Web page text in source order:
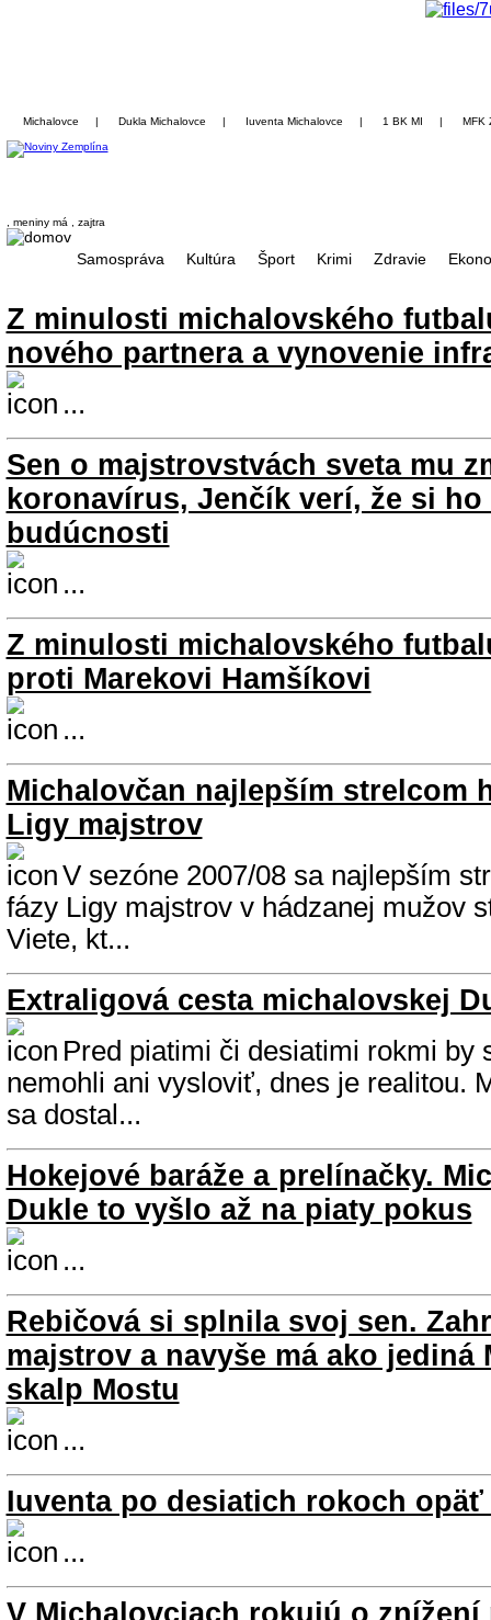
Michalovce | Dukla Michalovce | Iuventa Michalovce | 1 BK MI | MFK
, meniny má , zajtra
Samospráva Kultúra Šport Krimi Zdravie
Z minulosti michalovského
nového partnera a vynovenie
...
Sen o majstrovstvách sveta mu
koronavírus, Jenčík verí, že si
budúcnosti
...
Z minulosti michalovského
proti Marekovi Hamšíkovi
...
Michalovčan najlepším strelcom
Ligy majstrov
V sezóne 2007/08 sa najlepším
fázy Ligy majstrov v hádzanej mužov
Viete, kt...
Extraligová cesta michalovskej
Pred piatimi či desiatimi rokmi by
nemohli ani vysloviť, dnes je realitou.
sa dostal...
Hokejové baráže a prelínačky.
Dukle to vyšlo až na piaty pokus
...
Rebičová si splnila svoj sen.
majstrov a navyše má ako jediná
skalp Mostu
...
Iuventa po desiatich rokoch opäť
...
V Michalovciach rokujú o znížení